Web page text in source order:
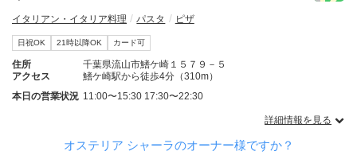
イタリアン・イタリア料理 パスタ ピザ
日祝OK 21時以降OK カード可
住所
千葉県流山市鰭ケ崎１５７９－５
アクセス
鰭ケ崎駅から徒歩4分（310m）
本日の営業状況 11:00〜15:30 17:30〜22:30
詳細情報を見る
オステリア シャーラのオーナー様ですか？